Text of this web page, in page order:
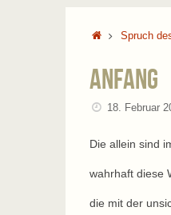
StartSpruch
Anfang
18. Februar
Die allein sind
wahrhaft diese
die mit der